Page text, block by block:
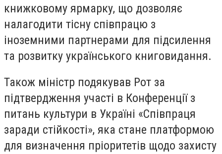
книжковому ярмарку, що дозволяє
налагодити тісну співпрацю з
іноземними партнерами для підсилення
та розвитку українського книговидання.
Також міністр подякував Рот за
підтвердження участі в Конференції з
питань культури в Україні «Співпраця
заради стійкості», яка стане платформою
для визначення пріоритетів щодо захисту